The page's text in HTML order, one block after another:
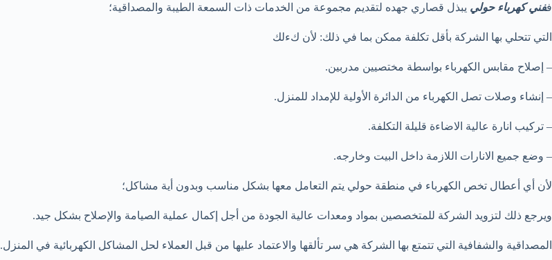
ففني كهرباء حولي يبذل قصاري جهده لتقديم مجموعة من الخدمات ذات السمعة الطيبة والمصداقية؛
التي تتحلي بها الشركة بأقل تكلفة ممكن بما في ذلك: لأن كءلك
– إصلاح مقابس الكهرباء بواسطة مختصيين مدربين.
– إنشاء وصلات تصل الكهرباء من الدائرة الأولية للإمداد للمنزل.
– تركيب انارة عالية الاضاءة قليلة التكلفة.
– وضع جميع الانارات اللازمة داخل البيت وخارجه.
لأن أي أعطال تخص الكهرباء في منطقة حولي يتم التعامل معها بشكل مناسب وبدون أية مشاكل؛
ويرجع ذلك لتزويد الشركة للمتخصصين بمواد ومعدات عالية الجودة من أجل إكمال عملية الصيامة والإصلاح بشكل جيد.
المصداقية والشفافية التي تتمتع بها الشركة هي سر تألقها والاعتماد عليها من قبل العملاء لحل المشاكل الكهربائية في المنزل.